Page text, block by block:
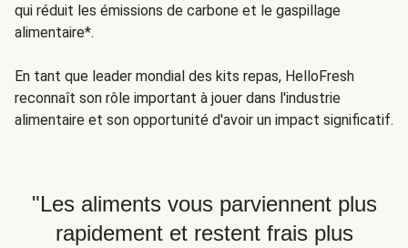
qui réduit les émissions de carbone et le gaspillage
alimentaire*.
En tant que leader mondial des kits repas, HelloFresh
reconnaît son rôle important à jouer dans l'industrie
alimentaire et son opportunité d'avoir un impact significatif.
"Les aliments vous parviennent plus
rapidement et restent frais plus